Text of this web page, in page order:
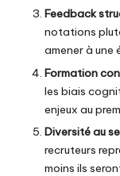
Feedback
notations
amener à une
Formation
les biais
enjeux au
Diversité au
recruteurs
moins ils